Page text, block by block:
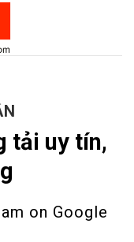
tải uy tín,
on Google